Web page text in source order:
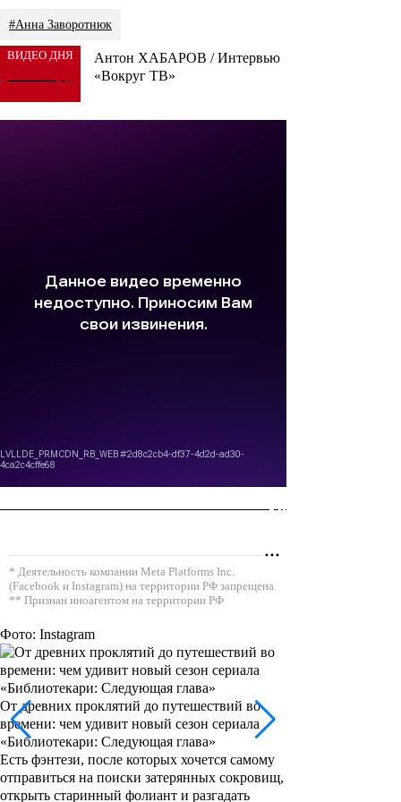
#Анна Заворотнюк
ВИДЕО ДНЯ
Антон ХАБАРОВ / Интервью
«Вокруг ТВ»
* Деятельность компании Meta Platforms Inc.
(Facebook и Instagram) на территории РФ запрещена
** Признан иноагентом на территории РФ
Фото: Instagram
От древних проклятий до путешествий во
времени: чем удивит новый сезон сериала
«Библиотекари: Следующая глава»
Есть фэнтези, после которых хочется самому
отправиться на поиски затерянных сокровищ,
открыть старинный фолиант и разгадать